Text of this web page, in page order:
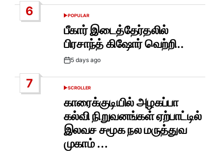
6
POSTED
POPULAR
பீகார் இடைத்தேர்தலில்
பிரசாந்த் கிஷோர் வெற்றி..
Post5 days ago
7
POSTED
SCROLLER
காரைக்குடியில் அழகப்பா
கல்வி நிறுவனங்கள் ஏற்பாட்டில்
இலவச சமூக நல மருத்துவ
முகாம் …